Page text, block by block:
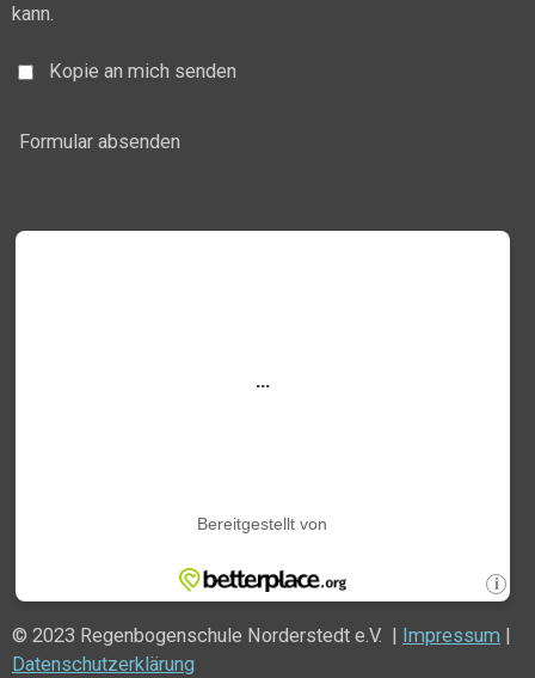
kann.
Kopie an mich senden
Formular absenden
© 2023 Regenbogenschule Norderstedt e.V. | Impressum |
Datenschutzerklärung